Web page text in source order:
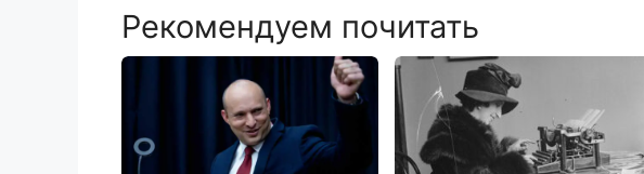
Рекомендуем почитать